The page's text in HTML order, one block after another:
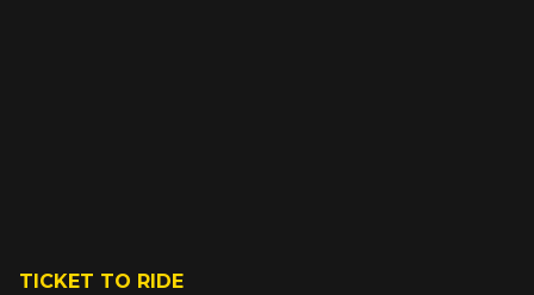
TICKET TO RIDE